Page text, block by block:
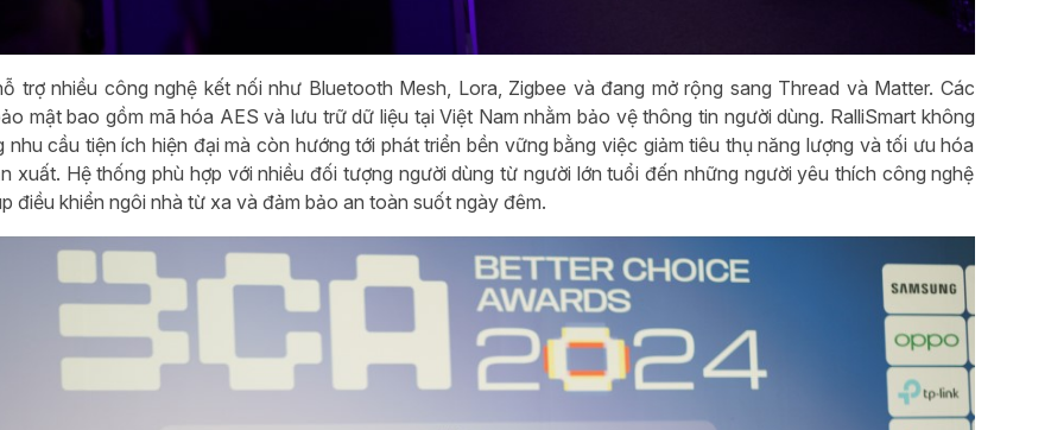
trợ nhiều công nghệ kết nối như Bluetooth Mesh, Lora, Zigbee và đang mở rộng sang Thread và Matter. Các
mật bao gồm mã hóa AES và lưu trữ dữ liệu tại Việt Nam nhằm bảo vệ thông tin người dùng. RalliSmart không
nhu cầu tiện ích hiện đại mà còn hướng tới phát triển bền vững bằng việc giảm tiêu thụ năng lượng và tối ưu hóa
xuất. Hệ thống phù hợp với nhiều đối tượng người dùng từ người lớn tuổi đến những người yêu thích công nghệ
điều khiển ngôi nhà từ xa và đảm bảo an toàn suốt ngày đêm.